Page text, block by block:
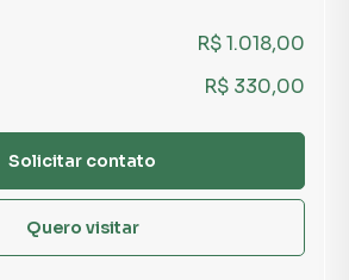
R$ 1.018,00
R$ 330,00
Solicitar contato
Quero visitar